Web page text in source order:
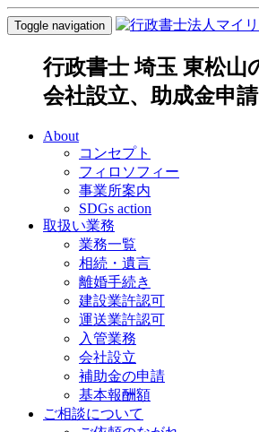
Toggle navigation
行政書士 埼玉 東松山
会社設立、助成金申請
About
コンセプト
フィロソフィー
事業所案内
SDGs action
取扱い業務
業務一覧
相続・遺言
離婚手続き
建設業許認可
運送業許認可
入管業務
会社設立
補助金の申請
基本報酬額
ご相談について